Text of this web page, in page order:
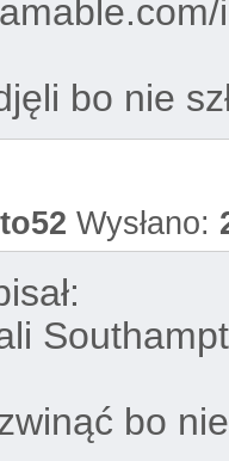
bo nie
Wysłano:
bo